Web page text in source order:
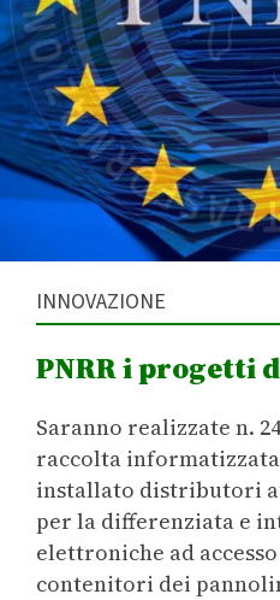
INNOVAZIONE
PNRR i progetti
Saranno realizzate n.
raccolta
installato distributori
per la differenziata e
elettroniche ad
contenitori dei